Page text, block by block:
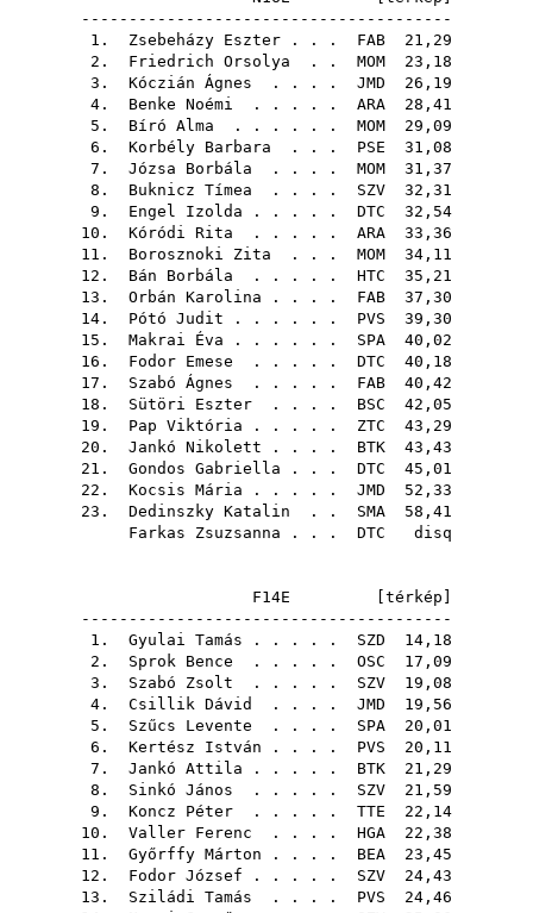
---------------------------------------
1. Zsebeházy Eszter . . . FAB 21,29
2. Friedrich Orsolya . . MOM 23,18
3. Kóczián Ágnes . . . . JMD 26,19
4. Benke Noémi . . . . . ARA 28,41
5. Bíró Alma . . . . . . MOM 29,09
6. Korbély Barbara . . . PSE 31,08
7. Józsa Borbála . . . . MOM 31,37
8. Buknicz Tímea . . . . SZV 32,31
9. Engel Izolda . . . . . DTC 32,54
10. Kóródi Rita . . . . . ARA 33,36
11. Borosznoki Zita . . . MOM 34,11
12. Bán Borbála . . . . . HTC 35,21
13. Orbán Karolina . . . . FAB 37,30
14. Pótó Judit . . . . . . PVS 39,30
15. Makrai Éva . . . . . . SPA 40,02
16. Fodor Emese . . . . . DTC 40,18
17. Szabó Ágnes . . . . . FAB 40,42
18. Sütöri Eszter . . . . BSC 42,05
19. Pap Viktória . . . . . ZTC 43,29
20. Jankó Nikolett . . . . BTK 43,43
21. Gondos Gabriella . . . DTC 45,01
22. Kocsis Mária . . . . . JMD 52,33
23. Dedinszky Katalin . . SMA 58,41
Farkas Zsuzsanna . . . DTC disq
F14E [ térkép
---------------------------------------
1. Gyulai Tamás . . . . . SZD 14,18
2. Sprok Bence . . . . . OSC 17,09
3. Szabó Zsolt . . . . . SZV 19,08
4. Csillik Dávid . . . . JMD 19,56
5. Szűcs Levente . . . . SPA 20,01
6. Kertész István . . . . PVS 20,11
7. Jankó Attila . . . . . BTK 21,29
8. Sinkó János . . . . . SZV 21,59
9. Koncz Péter . . . . . TTE 22,14
10. Valler Ferenc . . . . HGA 22,38
11. Győrffy Márton . . . . BEA 23,45
12. Fodor József . . . . . SZV 24,43
13. Sziládi Tamás . . . . PVS 24,46